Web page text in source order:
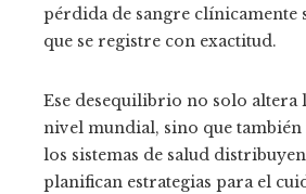
pérdida de sangre clínicamente
que se registre con exactitud.
Ese desequilibrio no solo altera
nivel mundial, sino que
los sistemas de salud
planifican estrategias para el